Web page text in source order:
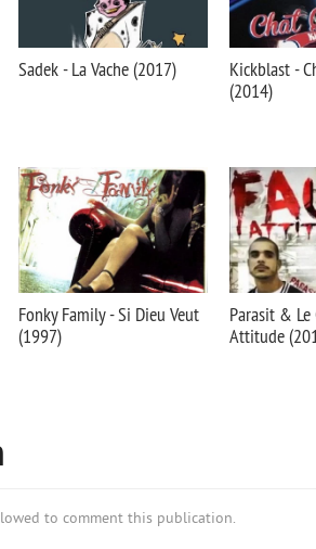
Sadek - La Vache (2017)
Kickblast -
(2014)
Fonky Family - Si Dieu Veut
(1997)
Parasit & Le
Attitude
to comment this publication.